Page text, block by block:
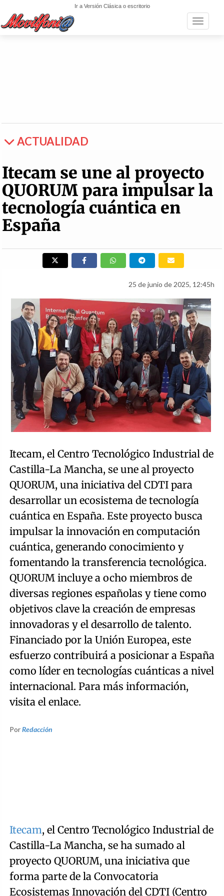
Ir a Versión Clásica o escritorio
Toggle
ACTUALIDAD
Itecam se une al proyecto
QUORUM para impulsar la
tecnología cuántica en
España
25 de junio de 2025, 12:45h
Itecam, el Centro Tecnológico Industrial de
Castilla-La Mancha, se une al proyecto
QUORUM, una iniciativa del CDTI para
desarrollar un ecosistema de tecnología
cuántica en España. Este proyecto busca
impulsar la innovación en computación
cuántica, generando conocimiento y
fomentando la transferencia tecnológica.
QUORUM incluye a ocho miembros de
diversas regiones españolas y tiene como
objetivos clave la creación de empresas
innovadoras y el desarrollo de talento.
Financiado por la Unión Europea, este
esfuerzo contribuirá a posicionar a España
como líder en tecnologías cuánticas a nivel
internacional. Para más información,
visita el enlace.
PorRedacción
Itecam, el Centro Tecnológico Industrial de
Castilla-La Mancha, se ha sumado al
proyecto QUORUM, una iniciativa que
forma parte de la Convocatoria
Ecosistemas Innovación del CDTI (Centro